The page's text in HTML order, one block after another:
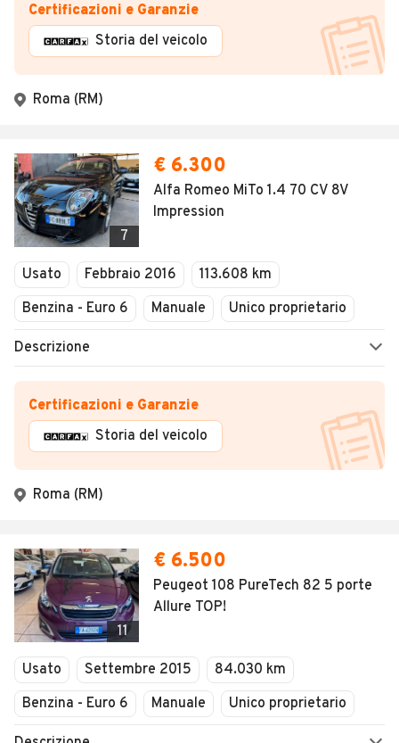
Certificazioni e Garanzie
Storia del veicolo
Roma (RM)
7
€ 6.300
Alfa Romeo MiTo 1.4 70 CV 8V
Impression
Usato Febbraio 2016
113.608 km
Benzina - Euro 6
Manuale Unico proprietario
Descrizione
Certificazioni e Garanzie
Storia del veicolo
Roma (RM)
11
€ 6.500
Peugeot 108 PureTech 82 5 porte
Allure TOP!
Usato Settembre 2015
84.030 km
Benzina - Euro 6
Manuale Unico proprietario